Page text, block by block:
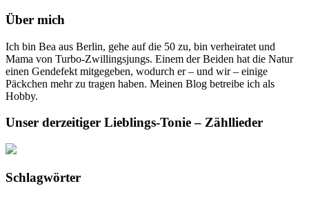
Über mich
Ich bin Bea aus Berlin, gehe auf die 50 zu, bin verheiratet und
Mama von Turbo-Zwillingsjungs. Einem der Beiden hat die Natur
einen Gendefekt mitgegeben, wodurch er – und wir – einige
Päckchen mehr zu tragen haben. Meinen Blog betreibe ich als
Hobby.
Unser derzeitiger Lieblings-Tonie – Zähllieder
Schlagwörter